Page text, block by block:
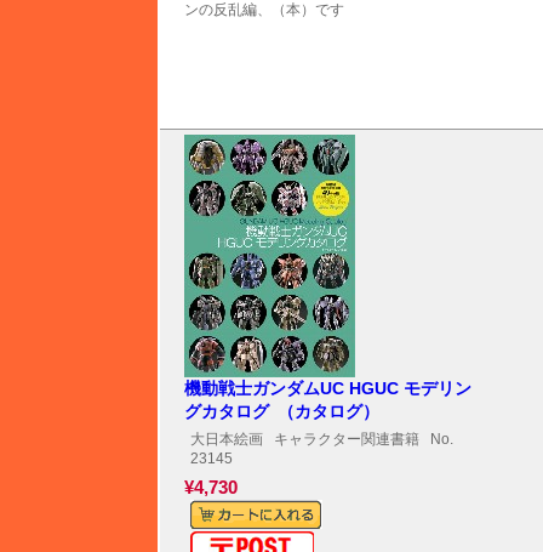
ンの反乱編、（本）です
機動戦士ガンダムUC HGUC モデリン
グカタログ （カタログ）
大日本絵画 キャラクター関連書籍 No.
23145
¥4,730